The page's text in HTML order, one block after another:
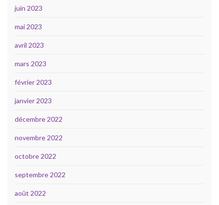
juin 2023
mai 2023
avril 2023
mars 2023
février 2023
janvier 2023
décembre 2022
novembre 2022
octobre 2022
septembre 2022
août 2022